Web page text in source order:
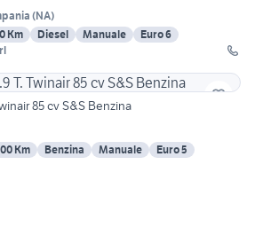
(NA)
Km Diesel Manuale
Euro 6
85 cv S&S Benzina
Km Benzina Manuale Euro 5